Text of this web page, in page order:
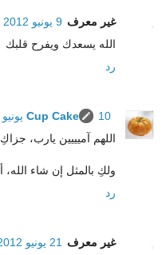
غير معرف 9 يونيو 2012 في 3:25 ص
الله يسعدك ويفرح قلبك
رد
Cup Cake
10 يونيو 2012 في 6:36 ص
اللهم آميييين يارب،
ولكِ بالمثل إن شاء
رد
غير معرف 21 يونيو 2012 في 9:01 م